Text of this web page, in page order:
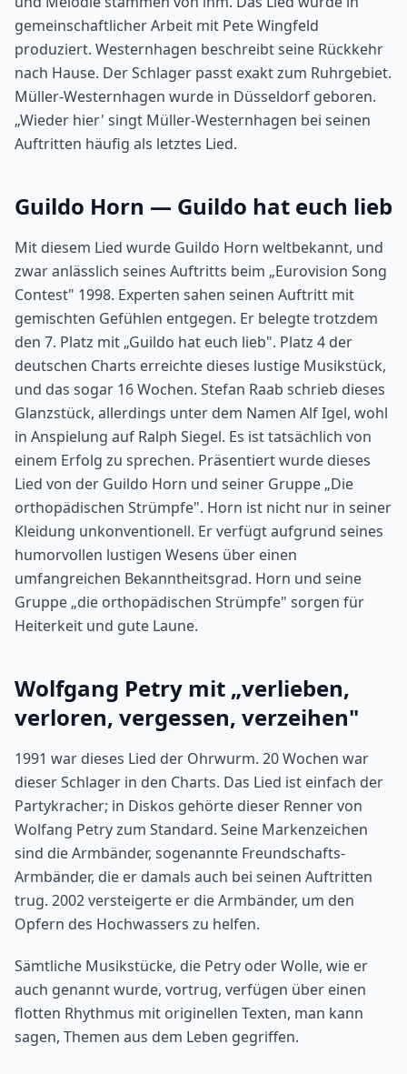
gemeinschaftlicher Arbeit mit Pete Wingfeld
produziert. Westernhagen beschreibt seine Rückkehr
nach Hause. Der Schlager passt exakt zum Ruhrgebiet.
Müller-Westernhagen wurde in Düsseldorf geboren.
„Wieder hier' singt Müller-Westernhagen bei seinen
Auftritten häufig als letztes Lied.
Guildo Horn — Guildo hat euch lieb
Mit diesem Lied wurde Guildo Horn weltbekannt, und
zwar anlässlich seines Auftritts beim „Eurovision Song
Contest" 1998. Experten sahen seinen Auftritt mit
gemischten Gefühlen entgegen. Er belegte trotzdem
den 7. Platz mit „Guildo hat euch lieb". Platz 4 der
deutschen Charts erreichte dieses lustige Musikstück,
und das sogar 16 Wochen. Stefan Raab schrieb dieses
Glanzstück, allerdings unter dem Namen Alf Igel, wohl
in Anspielung auf Ralph Siegel. Es ist tatsächlich von
einem Erfolg zu sprechen. Präsentiert wurde dieses
Lied von der Guildo Horn und seiner Gruppe „Die
orthopädischen Strümpfe". Horn ist nicht nur in seiner
Kleidung unkonventionell. Er verfügt aufgrund seines
humorvollen lustigen Wesens über einen
umfangreichen Bekanntheitsgrad. Horn und seine
Gruppe „die orthopädischen Strümpfe" sorgen für
Heiterkeit und gute Laune.
Wolfgang Petry mit „verlieben,
verloren, vergessen, verzeihen"
1991 war dieses Lied der Ohrwurm. 20 Wochen war
dieser Schlager in den Charts. Das Lied ist einfach der
Partykracher; in Diskos gehörte dieser Renner von
Wolfang Petry zum Standard. Seine Markenzeichen
sind die Armbänder, sogenannte Freundschafts-
Armbänder, die er damals auch bei seinen Auftritten
trug. 2002 versteigerte er die Armbänder, um den
Opfern des Hochwassers zu helfen.
Sämtliche Musikstücke, die Petry oder Wolle, wie er
auch genannt wurde, vortrug, verfügen über einen
flotten Rhythmus mit originellen Texten, man kann
sagen, Themen aus dem Leben gegriffen.